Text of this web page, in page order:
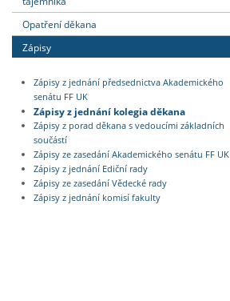
Opatření děkana
Zápisy
Zápisy z jednání předsednictva Akademického
senátu FF UK
Zápisy z jednání kolegia děkana
Zápisy z porad děkana s vedoucími základních
součástí
Zápisy ze zasedání Akademického senátu FF UK
Zápisy z jednání Ediční rady
Zápisy ze zasedání Vědecké rady
Zápisy z jednání komisí fakulty